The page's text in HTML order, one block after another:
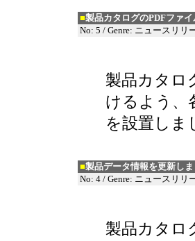
■製品カタログのPDFファ
No: 5 / Genre: ニュースリリ
製品カタロ
けるよう、
を設置しま
■製品データ情報を更新しま
No: 4 / Genre: ニュースリリ
製品カタロ